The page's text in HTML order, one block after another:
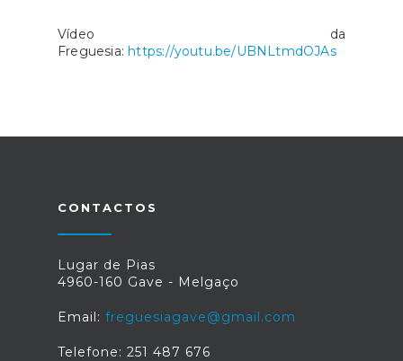
Vídeo da
Freguesia:https://youtu.be/UBNLtmdOJAs
CONTACTOS
Lugar de Pias
4960-160 Gave - Melgaço
Email: freguesiagave@gmail.com
Telefone: 251 487 676